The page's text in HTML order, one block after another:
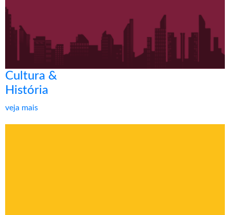
Cultura &
História
veja mais